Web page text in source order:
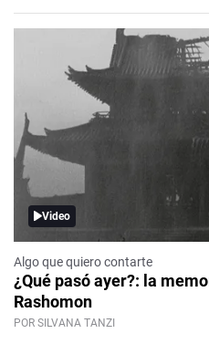
Video
Algo que quiero contarte
¿Qué pasó ayer?: la
Rashomon
POR SILVANA TANZI